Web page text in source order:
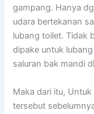
gampang. Hanya
udara bertekanan
lubang toilet. Tidak
dipake untuk
saluran bak mandi
Maka dari itu,
tersebut